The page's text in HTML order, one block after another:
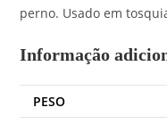
perno. Usado em
Informação
PESO